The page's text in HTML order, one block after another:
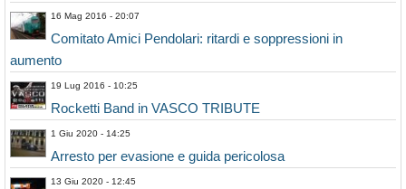
16 Mag 2016 - 20:07
Comitato Amici Pendolari: ritardi e soppressioni in
aumento
19 Lug 2016 - 10:25
Rocketti Band in VASCO TRIBUTE
1 Giu 2020 - 14:25
Arresto per evasione e guida pericolosa
13 Giu 2020 - 12:45